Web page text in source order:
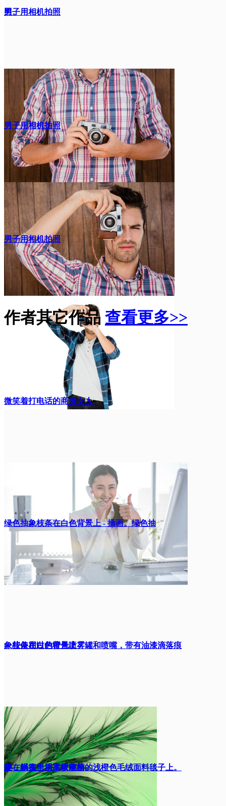
照。
男子用相机拍照
男子用相机拍照
男子用相机拍照
作者其它作品 查看更多>>
微笑着打电话的商务女人
绿色抽象枝条在白色背景上 - 插画。绿色抽
象枝条在白色背景上
一些使用过的橙色喷雾罐和喷嘴，带有油漆滴落痕
迹，躺在一块柔软蓬松的浅橙色毛绒面料毯子上。
坐在帐篷里用平板电脑